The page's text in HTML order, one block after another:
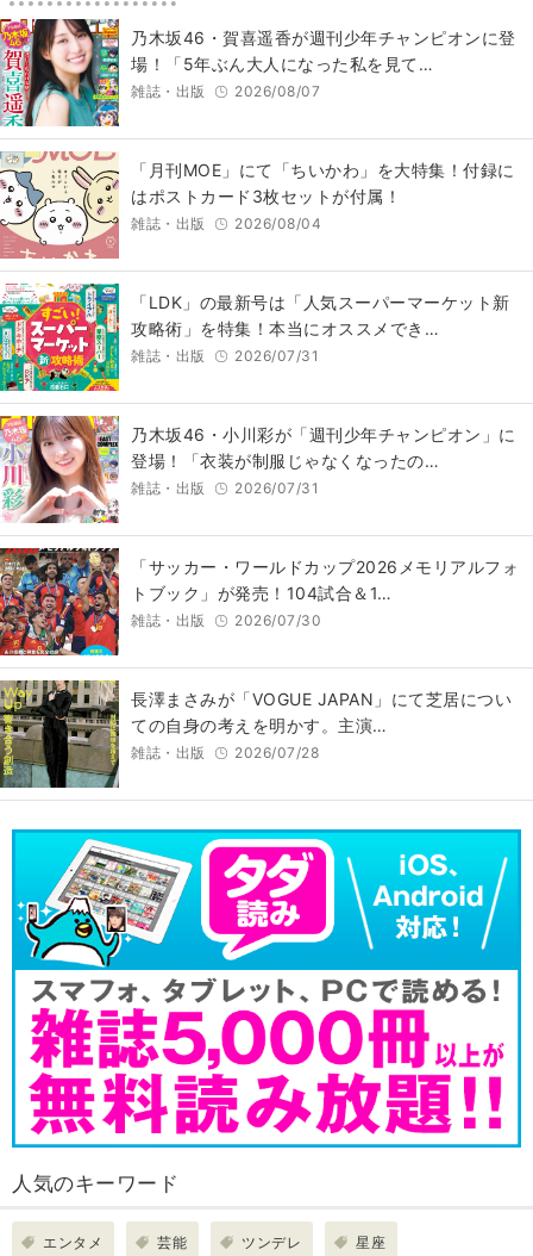
乃木坂46・賀喜遥香が週刊少年チャンピオンに登
場！「5年ぶん大人になった私を見て…
雑誌・出版 2026/08/07
「月刊MOE」にて「ちいかわ」を大特集！付録に
はポストカード3枚セットが付属！
雑誌・出版 2026/08/04
「LDK」の最新号は「人気スーパーマーケット新
攻略術」を特集！本当にオススメでき…
雑誌・出版 2026/07/31
乃木坂46・小川彩が「週刊少年チャンピオン」に
登場！「衣装が制服じゃなくなったの…
雑誌・出版 2026/07/31
「サッカー・ワールドカップ2026メモリアルフォ
トブック」が発売！104試合＆1…
雑誌・出版 2026/07/30
長澤まさみが「VOGUE JAPAN」にて芝居につい
ての自身の考えを明かす。主演…
雑誌・出版 2026/07/28
人気のキーワード
エンタメ 芸能 ツンデレ 星座